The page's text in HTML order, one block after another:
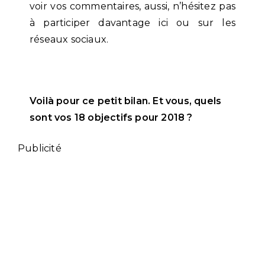
voir vos commentaires, aussi, n’hésitez pas
à participer davantage ici ou sur les
réseaux sociaux.
Voilà pour ce petit bilan. Et vous, quels
sont vos 18 objectifs pour 2018 ?
Publicité